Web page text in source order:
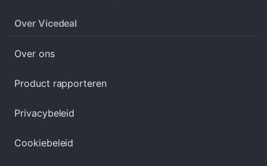
Over Vicedeal
Over ons
Product rapporteren
Privacybeleid
Cookiebeleid